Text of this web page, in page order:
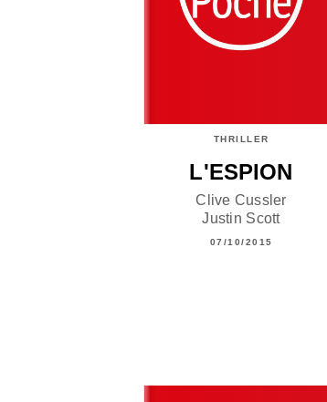
THRILLER
L'ESPION
Clive Cussler
Justin Scott
07/10/2015